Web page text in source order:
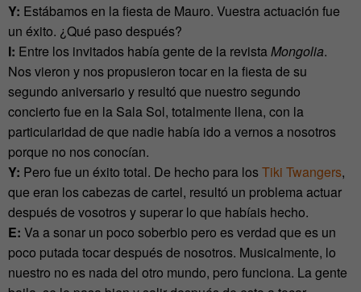
Y: Estábamos en la fiesta de Mauro. Vuestra actuación fue
un éxito. ¿Qué paso después?
I: Entre los invitados había gente de la revistaMongolia.
Nos vieron y nos propusieron tocar en la fiesta de su
segundo aniversario y resultó que nuestro segundo
concierto fue en la Sala Sol, totalmente llena, con la
particularidad de que nadie había ido a vernos a nosotros
porque no nos conocían.
Y: Pero fue un éxito total. De hecho para losTiki Twangers,
que eran los cabezas de cartel, resultó un problema actuar
después de vosotros y superar lo que habíais hecho.
E: Va a sonar un poco soberbio pero es verdad que es un
poco putada tocar después de nosotros. Musicalmente, lo
nuestro no es nada del otro mundo, pero funciona. La gente